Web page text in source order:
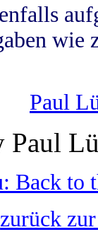
wie
Paul
Back to
zurück